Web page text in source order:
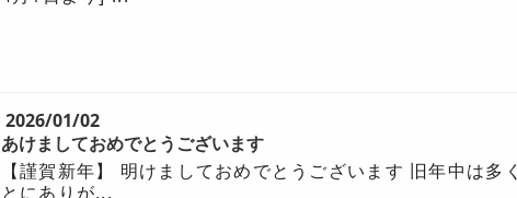
2026/01/02
あけましておめでとうございます
【謹賀新年】 明けましておめでとうございます 旧年中は多
とにありが...